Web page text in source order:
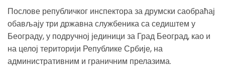
Послове републичког инспектора за друмски саобраћај
обављају три државна службеника са седиштем у
Београду, у подручној јединици за Град Београд, као и
на целој територији Републике Србије, на
административним и граничним прелазима.